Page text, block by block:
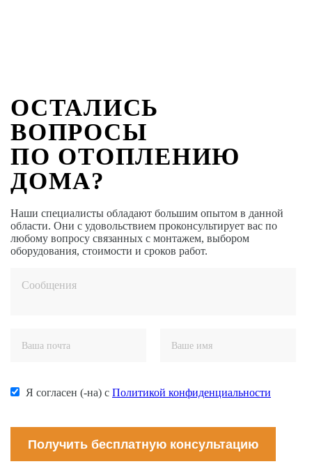
ОСТАЛИСЬ
ВОПРОСЫ
ПО ОТОПЛЕНИЮ
ДОМА?
Наши специалисты обладают большим опытом в данной
области. Они с удовольствием проконсультирует вас по
любому вопросу связанных с монтажем, выбором
оборудования, стоимости и сроков работ.
Я согласен (-на) с Политикой конфиденциальности
Получить бесплатную консультацию